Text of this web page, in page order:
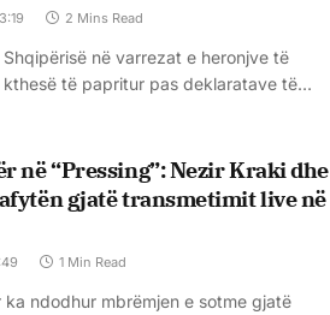
2 Mins Read
në varrezat e heronjve të
kthesë të papritur pas deklaratave të…
në “Pressing”: Nezir Kraki dhe
gjatë transmetimit live në
1 Min Read
ndodhur mbrëmjen e sotme gjatë